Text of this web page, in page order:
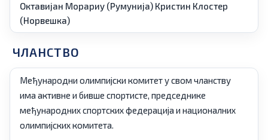
Октавијан Морариу (Румунија) Кристин Клостер
(Норвешка)
ЧЛАНСТВО
Међународни олимпијски комитет у свом чланству
има активне и бивше спортисте, председнике
међународних спортских федерација и националних
олимпијских комитета.